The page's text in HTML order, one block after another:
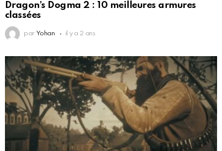
Dragon’s Dogma 2 : 10 meilleures armures
classées
par Yohan il y a 2 ans